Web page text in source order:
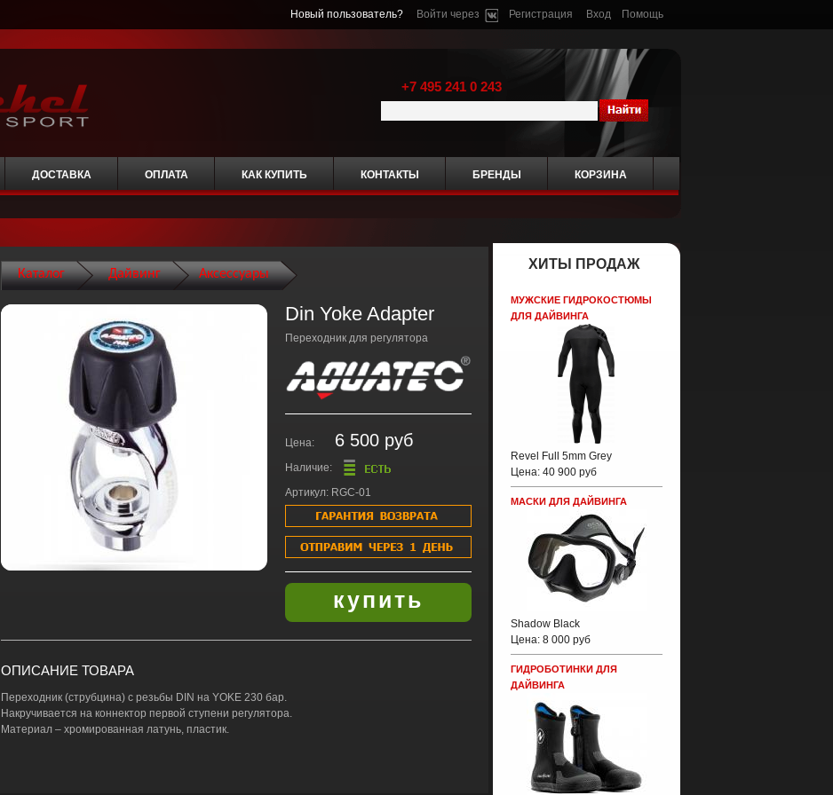
Новый пользователь? Войти через Регистрация Вход Помощь
+7 495 241 0 243
ДОСТАВКА ОПЛАТА КАК КУПИТЬ КОНТАКТЫ БРЕНДЫ КОРЗИНА
ХИТЫ ПРОДАЖ
МУЖСКИЕ ГИДРОКОСТЮМЫ
ДЛЯ ДАЙВИНГА
Revel Full 5mm Grey
Цена: 40 900 руб
МАСКИ ДЛЯ ДАЙВИНГА
Shadow Black
Цена: 8 000 руб
ГИДРОБОТИНКИ ДЛЯ
ДАЙВИНГА
Каталог Дайвинг Аксессуары
Din Yoke Adapter
Переходник для регулятора
Цена: 6 500 руб
Наличие:
Артикул: RGC-01
ОПИСАНИЕ ТОВАРА
Переходник (струбцина) с резьбы DIN на YOKE 230 бар.
Накручивается на коннектор первой ступени регулятора.
Материал – хромированная латунь, пластик.